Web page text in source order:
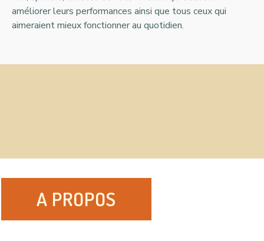
améliorer leurs performances ainsi que tous ceux qui
aimeraient mieux fonctionner au quotidien.
A PROPOS